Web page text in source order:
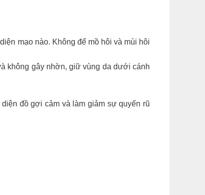
mạo nào. Không để mồ hôi và mùi hôi
không gây nhờn, giữ vùng da dưới cánh
đồ gợi cảm và làm giảm sự quyến rũ